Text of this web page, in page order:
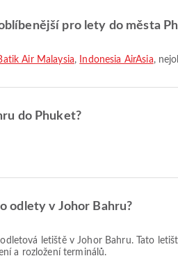
pro lety do města
Air Malaysia, Indonesia AirAsia,
do Phuket?
odlety v Johor Bahru?
letiště v Johor Bahru. Tato
a rozložení terminálů.